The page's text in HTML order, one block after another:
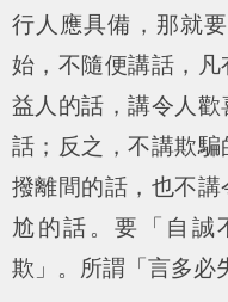
行人應具備，那就
始，不隨便講話，凡
益人的話，講令人
話；反之，不講欺
撥離間的話，也不
尬的話。要「 自誠
欺 」。所謂「 言多必